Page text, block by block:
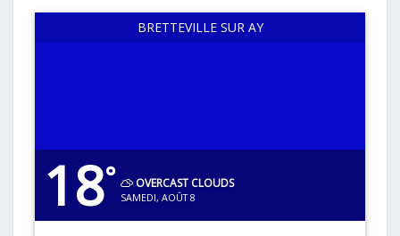
BRETTEVILLE SUR AY
18° OVERCAST CLOUDS
SAMEDI, AOÛT 8